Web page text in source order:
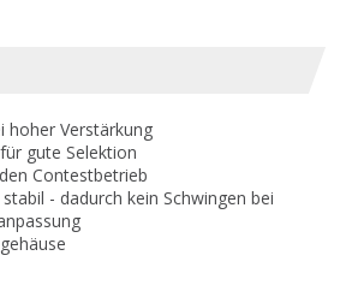
hoher Verstärkung
gute Selektion
Contestbetrieb
- dadurch kein Schwingen bei